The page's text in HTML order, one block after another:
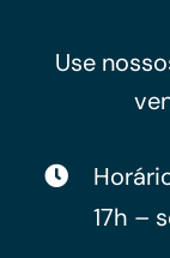
Use
17h –